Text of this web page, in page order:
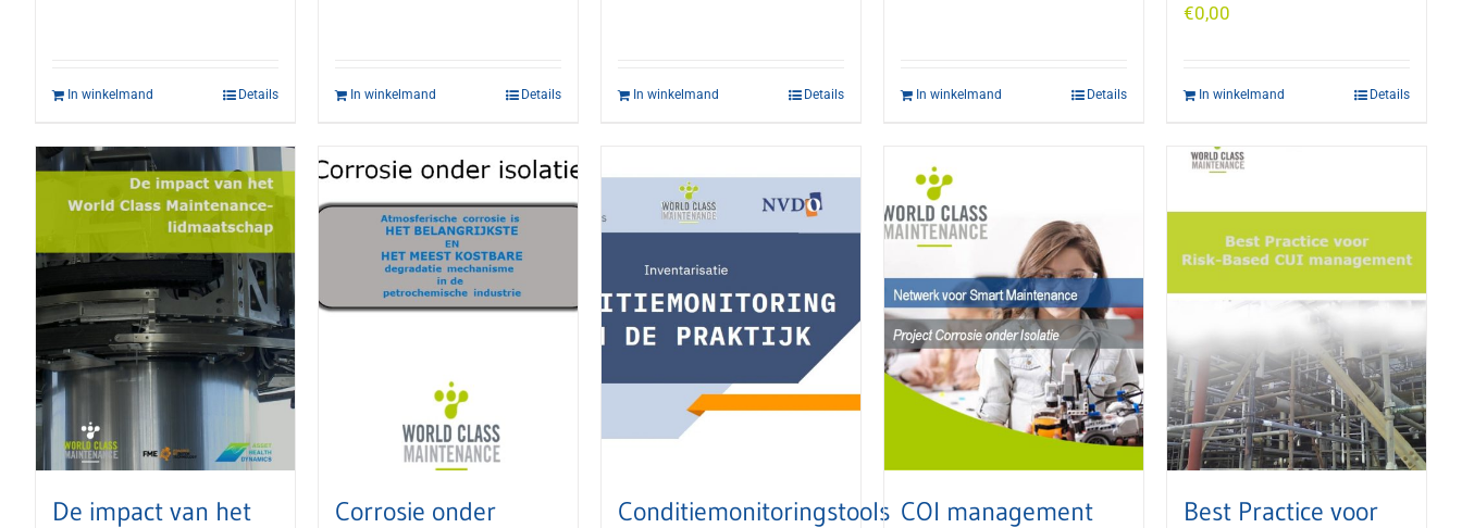
In winkelmand Details In winkelmand Details In winkelmand Details In winkelmand Details
€0,00
In winkelmand Details
De impact van het
Corrosie onder
Conditiemonitoringstools COI management
Best Practice voor